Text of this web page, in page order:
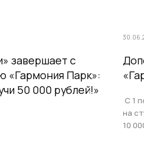
завершает с
«Гармония Парк»:
50 000 рублей!»
С 1
на
10